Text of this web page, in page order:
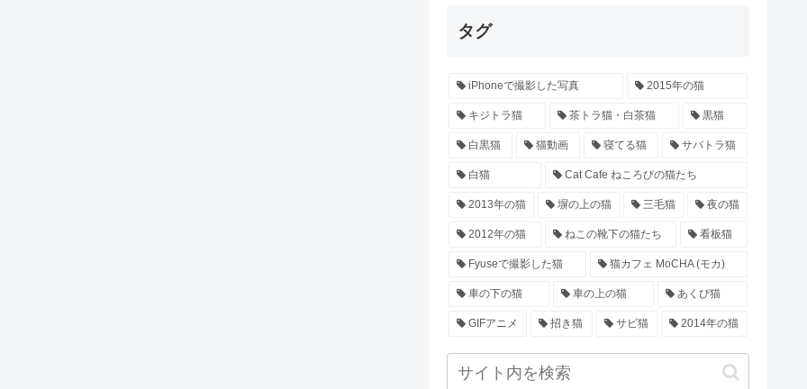
タグ
iPhoneで撮影した写真 2015年の猫
キジトラ猫 茶トラ猫・白茶猫 黒猫
白黒猫 猫動画 寝てる猫 サバトラ猫
白猫 Cat Cafe ねころびの猫たち
2013年の猫 塀の上の猫 三毛猫 夜の猫
2012年の猫 ねこの靴下の猫たち 看板猫
Fyuseで撮影した猫 猫カフェ MoCHA (モカ)
車の下の猫 車の上の猫 あくび猫
GIFアニメ 招き猫 サビ猫 2014年の猫